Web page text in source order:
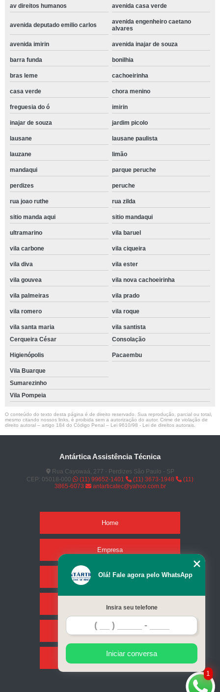
av direitos humanos avenida casa verde
avenida deputado emilio carlos
avenida engenheiro caetano
alvares
avenida imirin avenida inajar de souza
barra funda bonilhia
bras leme cachoeirinha
casa verde chora menino
freguesia do ó imirin
inajar de souza jardim picolo
lausane lausane paulista
lauzane limão
mandaqui parque peruche
perdizes peruche
rua joao ruthe rua zilda
sitio manda aqui sitio mandaqui
ultramarino vila baruel
vila carbone vila ciqueira
vila diva vila ester
vila gouvea vila nova cachoeirinha
vila palmeiras vila prado
vila romero vila roque
vila santa maria
vila santista
Cerqueira César
Consolação
Higienópolis Pacaembu
Vila Buarque
Sumarezinho
Vila Pompeia
O conteúdo do texto desta página é de direito reservado. Sua reprodução, parcial ou total,
mesmo citando nossos links, é proibida sem a autorização do autor. Crime de violação de
direito autoral – artigo 184 do Código Penal – Lei 9610/98 - Lei de direitos autorais
Antártica Assistência Técnica
Rua Cayowaá, 277 - Perdizes São Paulo - SP
CEP: 05018-000
(11) 99652-1401 (11) 3673-1948
(11)
3865-6073
antarticatec@yahoo.com.br
Home
Empresa
Missão
Serviços
Contato
Mapa do site
1
Olá! Fale agora pelo WhatsApp
Insira seu telefone
Iniciar conversa